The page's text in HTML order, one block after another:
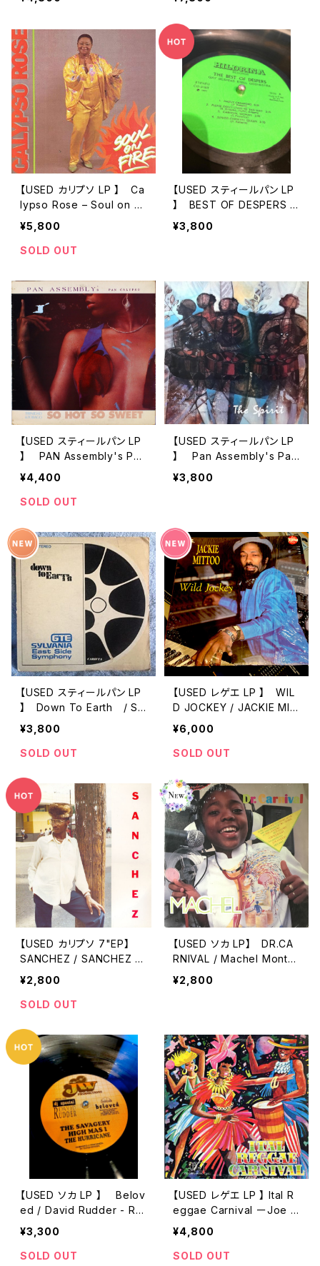
【USED カリプソ LP 】 Ca
lypso Rose – Soul on Fi
re
¥5,800
SOLD OUT
【USED スティールパン LP
】 BEST OF DESPERS /
GAY DESPERS STEEL O
RCHESTRA (1977)
¥3,800
【USED スティールパン LP
】 PAN Assembly's Pan
Calypso / SO HOT SO S
WEET
¥4,400
SOLD OUT
【USED スティールパン LP
】 Pan Assembly's Pan
Calypso – The Spirit
¥3,800
【USED スティールパン LP
】 Down To Earth / Syl
vania East Side Sympho
ny ‎
¥3,800
SOLD OUT
【USED レゲエ LP 】 WIL
D JOCKEY / JACKIE MIT
TOO (1989 )
¥6,000
SOLD OUT
【USED カリプソ 7"EP】
SANCHEZ / SANCHEZ (1
988)
¥2,800
SOLD OUT
【USED ソカ LP】 DR.CA
RNIVAL / Machel Monta
no (1998)
¥2,800
【USED ソカ LP 】 Belov
ed / David Rudder - Rel
eased 1998 - DJ CUT
¥3,300
SOLD OUT
【USED レゲエ LP 】 Ital R
eggae Carnival ーJoe G
ibbs & The Professional
s ‎–
¥4,800
SOLD OUT